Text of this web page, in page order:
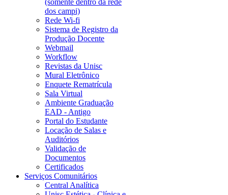
(somente dentro da rede
dos campi)
Rede Wi-fi
Sistema de Registro da
Produção Docente
Webmail
Workflow
Revistas da Unisc
Mural Eletrônico
Enquete Rematrícula
Sala Virtual
Ambiente Graduação
EAD - Antigo
Portal do Estudante
Locação de Salas e
Auditórios
Validação de
Documentos
Certificados
Serviços Comunitários
Central Analítica